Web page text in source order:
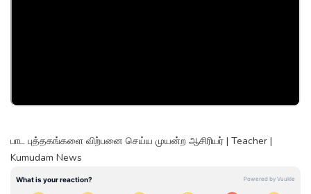
பாட புத்தகங்களை விற்பனை செய்ய முயன்ற ஆசிரியர் | Teacher |
Kumudam News